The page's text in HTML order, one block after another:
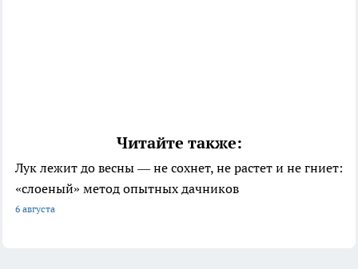
Читайте также:
Лук лежит до весны — не сохнет, не растет и не гниет:
«слоеный» метод опытных дачников
6 августа